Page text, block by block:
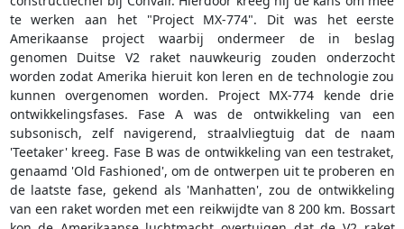
te werken aan het "Project MX-774". Dit was het eerste
Amerikaanse project waarbij ondermeer de in beslag
genomen Duitse V2 raket nauwkeurig zouden onderzocht
worden zodat Amerika hieruit kon leren en de technologie zou
kunnen overgenomen worden. Project MX-774 kende drie
ontwikkelingsfases. Fase A was de ontwikkeling van een
subsonisch, zelf navigerend, straalvliegtuig dat de naam
'Teetaker' kreeg. Fase B was de ontwikkeling van een testraket,
genaamd 'Old Fashioned', om de ontwerpen uit te proberen en
de laatste fase, gekend als 'Manhatten', zou de ontwikkeling
van een raket worden met een reikwijdte van 8 200 km. Bossart